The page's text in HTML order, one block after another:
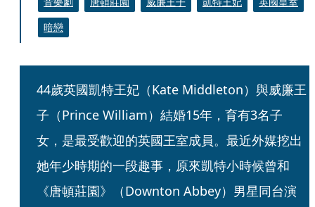
暗戀
44歲英國凱特王妃（Kate Middleton）與威廉王
子（Prince William）結婚15年，育有3名子
女，是最受歡迎的英國王室成員。最近外媒挖出
她年少時期的一段趣事，原來凱特小時候曾和
《唐頓莊園》（Downton Abbey）男星同台演